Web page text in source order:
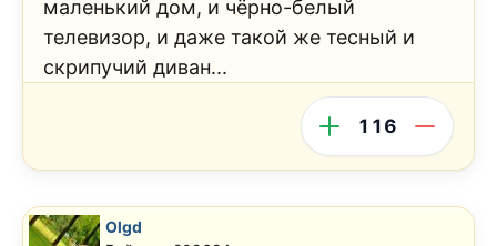
маленький дом, и чёрно-белый
телевизор, и даже такой же тесный и
скрипучий диван...
116
Olgd